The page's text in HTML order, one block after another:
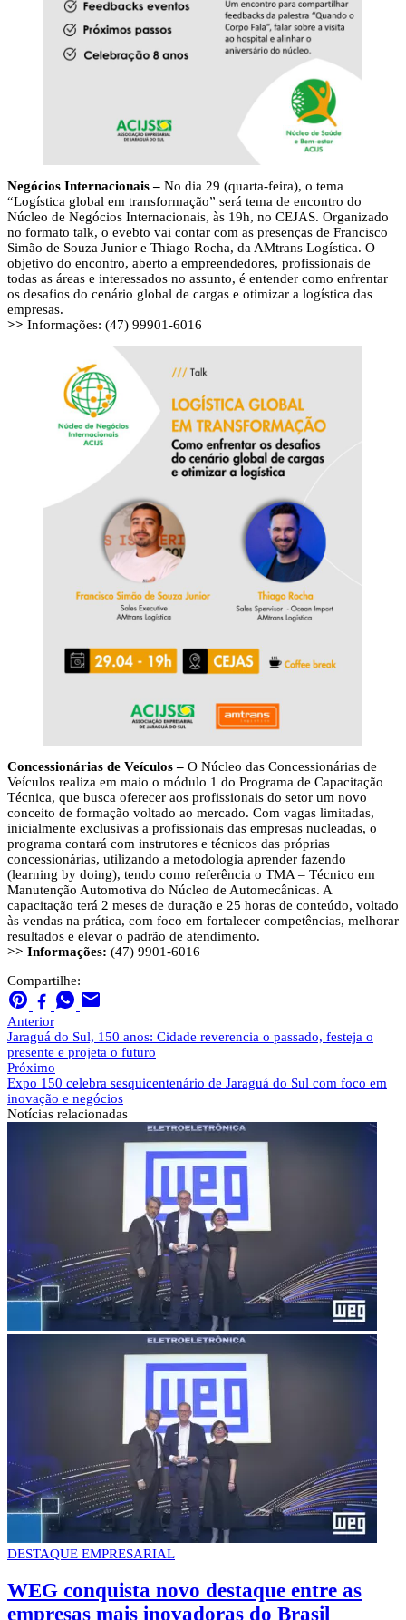
Negócios Internacionais – No dia 29 (quarta-feira), o tema
“Logística global em transformação” será tema de encontro do
Núcleo de Negócios Internacionais, às 19h, no CEJAS. Organizado
no formato talk, o evebto vai contar com as presenças de Francisco
Simão de Souza Junior e Thiago Rocha, da AMtrans Logística. O
objetivo do encontro, aberto a empreendedores, profissionais de
todas as áreas e interessados no assunto, é entender como enfrentar
os desafios do cenário global de cargas e otimizar a logística das
empresas.
>> Informações: (47) 99901-6016
Concessionárias de Veículos – O Núcleo das Concessionárias de
Veículos realiza em maio o módulo 1 do Programa de Capacitação
Técnica, que busca oferecer aos profissionais do setor um novo
conceito de formação voltado ao mercado. Com vagas limitadas,
inicialmente exclusivas a profissionais das empresas nucleadas, o
programa contará com instrutores e técnicos das próprias
concessionárias, utilizando a metodologia aprender fazendo
(learning by doing), tendo como referência o TMA – Técnico em
Manutenção Automotiva do Núcleo de Automecânicas. A
capacitação terá 2 meses de duração e 25 horas de conteúdo, voltado
às vendas na prática, com foco em fortalecer competências, melhorar
resultados e elevar o padrão de atendimento.
>> Informações: (47) 9901-6016
Compartilhe:
Anterior
Jaraguá do Sul, 150 anos: Cidade reverencia o passado, festeja o
presente e projeta o futuro
Próximo
Expo 150 celebra sesquicentenário de Jaraguá do Sul com foco em
inovação e negócios
Notícias relacionadas
DESTAQUE EMPRESARIAL
WEG conquista novo destaque entre as
empresas mais inovadoras do Brasil